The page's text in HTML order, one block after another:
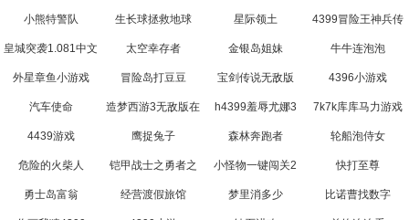
小熊特警队 生长球拯救地球 星际领土
4399冒险王神兵传
奇
皇城突袭1.081中文
无敌版
太空幸存者 金银岛姐妹 牛牛连泡泡
外星章鱼小游戏 冒险岛打豆豆 宝剑传说无敌版 4396小游戏
汽车使命
造梦西游3无敌版在
线玩
h4399羞辱尤娜3 7k7k库库马力游戏
4439游戏 鹰捉兔子 森林奔跑者 轮船泡侍女
危险的火柴人
铠甲战士之勇者之
路
小怪物一键闯关2 快打至尊
勇士岛富翁 经营渡假旅馆 梦里消多少 比诺曹找数字